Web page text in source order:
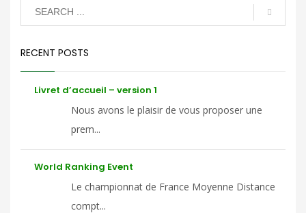
RECENT POSTS
Livret d’accueil – version 1
Nous avons le plaisir de vous proposer une
prem...
World Ranking Event
Le championnat de France Moyenne Distance
compt...